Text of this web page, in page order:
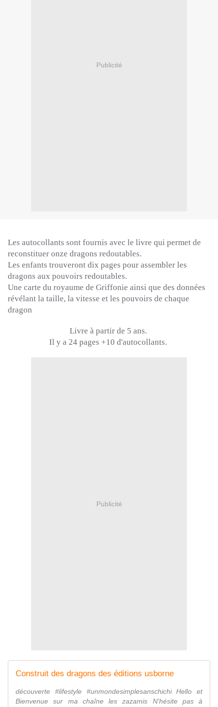
Publicité
Les autocollants sont fournis avec le livre qui permet de
reconstituer onze dragons redoutables.
Les enfants trouveront dix pages pour assembler les
dragons aux pouvoirs redoutables.
Une carte du royaume de Griffonie ainsi que des données
révélant la taille, la vitesse et les pouvoirs de chaque
dragon
Livre à partir de 5 ans.
Il y a 24 pages +10 d'autocollants.
Publicité
Construit des dragons des éditions usborne
découverte #lifestyle #unmondesimplesanschichi Hello et
Bienvenue sur ma chaîne les zazamis N'hésite pas à